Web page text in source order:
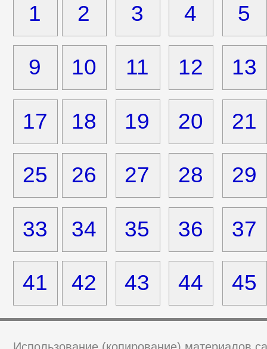
1
2 3 4 5
9 10 11 12 13
17 18 19 20 21
25 26 27 29
28
33 34 35 36 37
41 42 43 44 45